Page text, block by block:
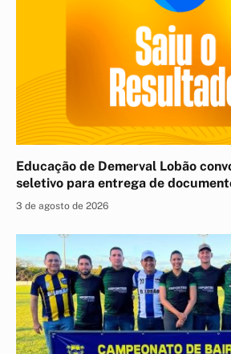
Educação de Demerval Lobão
seletivo para entrega de
3 de agosto de 2026